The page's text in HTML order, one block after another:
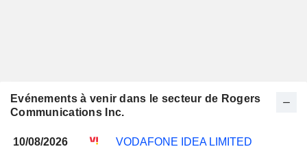
Evénements à venir dans le secteur de Rogers
Communications Inc.
10/08/2026
VODAFONE IDEA LIMITED